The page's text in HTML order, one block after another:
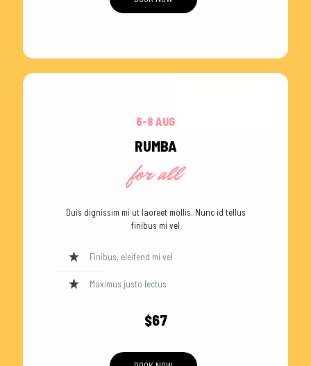
6-8 AUG
RUMBA
for all
Duis dignissim mi ut laoreet mollis. Nunc id tellus
finibus mi vel
Finibus, eleifend mi vel
Maximus justo lectus
$67